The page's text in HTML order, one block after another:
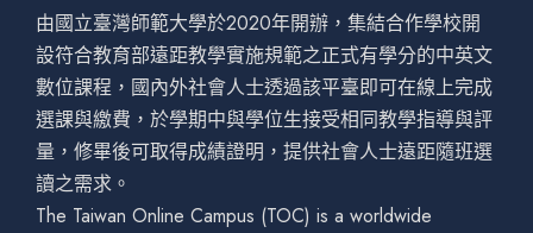
由國立臺灣師範大學於2020年開辦，集結合作學校開
設符合教育部遠距教學實施規範之正式有學分的中英文
數位課程，國內外社會人士透過該平臺即可在線上完成
選課與繳費，於學期中與學位生接受相同教學指導與評
量，修畢後可取得成績證明，提供社會人士遠距隨班選
讀之需求。
The Taiwan Online Campus (TOC) is a worldwide